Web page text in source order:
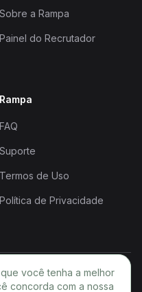
Sobre a Rampa
Painel do Recrutador
Rampa
FAQ
Suporte
Termos de Uso
Política de Privacidade
reservados.
você tenha a melhor
concorda com a nossa